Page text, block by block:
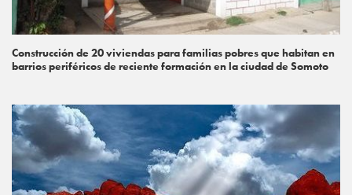
Construcción de 20 viviendas para familias pobres que habitan en
barrios periféricos de reciente formación en la ciudad de Somoto